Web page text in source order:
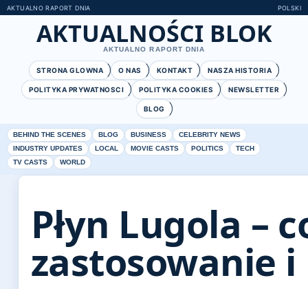
AKTUALNO RAPORT DNIA POLSKI
AKTUALNOŚCI BLOK
AKTUALNO RAPORT DNIA
STRONA GLOWNA O NAS KONTAKT NASZA HISTORIA
POLITYKA PRYWATNOSCI POLITYKA COOKIES NEWSLETTER
BLOG
BEHIND THE SCENES BLOG BUSINESS
CELEBRITY NEWS
INDUSTRY UPDATES
LOCAL MOVIE CASTS POLITICS
TECH
TV CASTS
WORLD
Płyn Lugola –
zastosowanie